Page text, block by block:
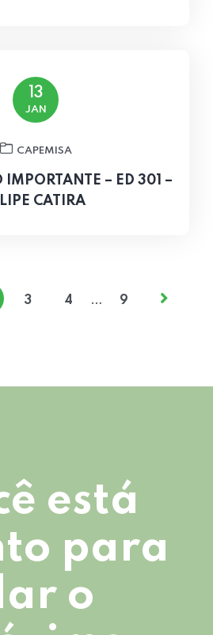
13
JAN
CAPEMISA
– ED 301 –
CATIRA
3 4 … 9
está
para
o